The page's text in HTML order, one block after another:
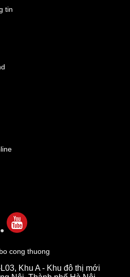
tin
Khu A - Khu đô thị mới